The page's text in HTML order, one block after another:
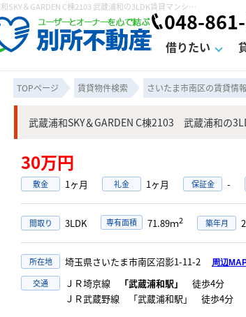
武蔵浦和SKY＆GARDEN C棟2103 武蔵浦和の3LDK賃貸マンション！都市ガス温水洗浄便座ミストサウナ 宅配ボックス食洗器｜株式会社 別所不動産
048-
借りたい
保存した検索条件 賃貸契約までの流れ
オーナー座談会 賃貸法律相談室
媒介契約の種類 諸費用 仲
よくある質問
個人情報の取り扱い カスタマーハラ
TOPページ 賃貸物件検索 さいたま市南区の賃貸情
武蔵浦和SKY＆GARDEN C棟2103 武蔵浦和の
30万円
敷金 1ヶ月 礼金 1ヶ月 保証金 -
間取り 3LDK 専有面積 71.89ｍ2 築年月
所在地 埼玉県さいたま市南区沼影1-11-2 周辺
交通 ＪＲ埼京線 「武蔵浦和駅」
徒歩4分
ＪＲ武蔵野線 「武蔵浦和駅」 徒歩4分